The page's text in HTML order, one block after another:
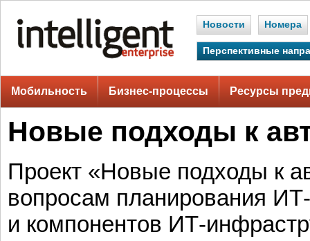
Новости Номера
Перспективные
Мобильность Бизнес-процессы Ресурсы
Новые подходы к
Проект «Новые подходы к
вопросам планирования
и компонентов ИТ-